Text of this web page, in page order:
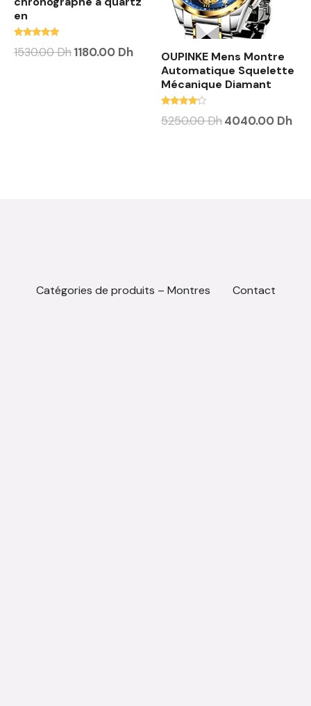
en
4.75
1530.00Dh1180.00 Dh
OUPINKE Mens Montre
Automatique Squelette
Mécanique Diamant
4.00
5250.00Dh4040.00 Dh
Catégories de produits – Montres Contact